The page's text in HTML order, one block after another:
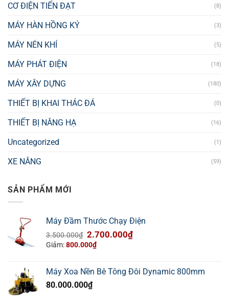
CƠ ĐIỆN TIẾN ĐẠT (8)
MÁY HÀN HỒNG KÝ (3)
MÁY NÉN KHÍ (5)
MÁY PHÁT ĐIỆN (18)
MÁY XÂY DỰNG (180)
THIẾT BỊ KHAI THÁC ĐÁ (0)
THIẾT BỊ NÂNG HẠ (16)
Uncategorized (1)
XE NÂNG (59)
SẢN PHẨM MỚI
Máy Đầm Thước Chạy Điện
3.500.000₫ Giá
gốc
3.500.000₫.
2.700.000₫Giá
là:
2.700.000₫.
Giảm:800.000₫
Máy Xoa Nền Bê Tông Đôi Dynamic 800mm
80.000.000₫